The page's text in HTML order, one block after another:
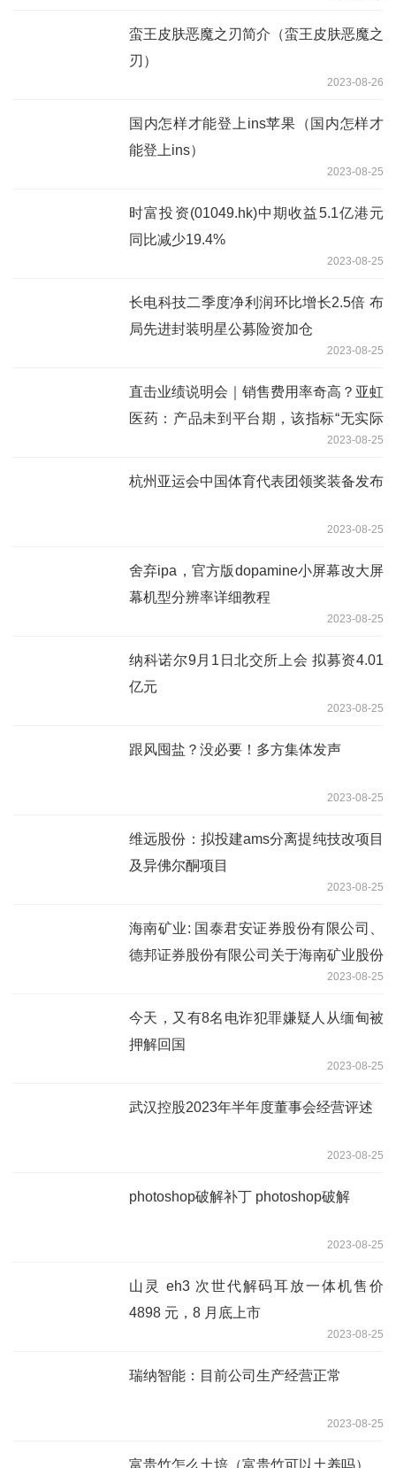
蛮王皮肤恶魔之刃简介（蛮王皮肤恶魔之
刃）
2023-08-26
国内怎样才能登上ins苹果（国内怎样才
能登上ins）
2023-08-25
时富投资(01049.hk)中期收益5.1亿港元
同比减少19.4%
2023-08-25
长电科技二季度净利润环比增长2.5倍 布
局先进封装明星公募险资加仓
2023-08-25
直击业绩说明会｜销售费用率奇高？亚虹
医药：产品未到平台期，该指标“无实际
2023-08-25
杭州亚运会中国体育代表团领奖装备发布
2023-08-25
舍弃ipa，官方版dopamine小屏幕改大屏
幕机型分辨率详细教程
2023-08-25
纳科诺尔9月1日北交所上会 拟募资4.01
亿元
2023-08-25
跟风囤盐？没必要！多方集体发声
2023-08-25
维远股份：拟投建ams分离提纯技改项目
及异佛尔酮项目
2023-08-25
海南矿业: 国泰君安证券股份有限公司、
德邦证券股份有限公司关于海南矿业股份
有限公司使用部分闲置募集资金进行现金
管理的核查意见
2023-08-25
今天，又有8名电诈犯罪嫌疑人从缅甸被
押解回国
2023-08-25
武汉控股2023年半年度董事会经营评述
2023-08-25
photoshop破解补丁 photoshop破解
2023-08-25
山灵 eh3 次世代解码耳放一体机售价
4898 元，8 月底上市
2023-08-25
瑞纳智能：目前公司生产经营正常
2023-08-25
富贵竹怎么土培（富贵竹可以土养吗）